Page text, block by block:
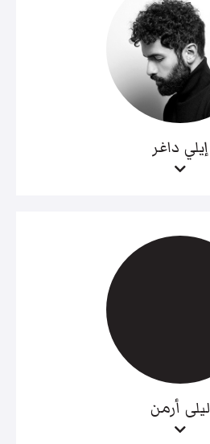
إيلي داغر
ليلى أرمن